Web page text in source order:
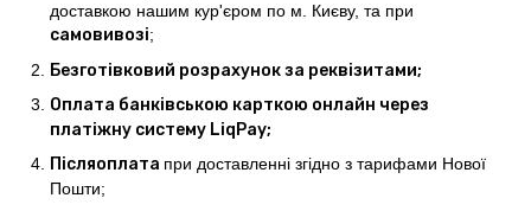
доставкою нашим кур'єром по м. Києву, та при
самовивозі;
Безготівковий розрахунок за реквізитами;
Оплата банківською карткою онлайн через
платіжну систему LiqPay;
Післяоплата при доставленні згідно з тарифами Нової
Пошти;